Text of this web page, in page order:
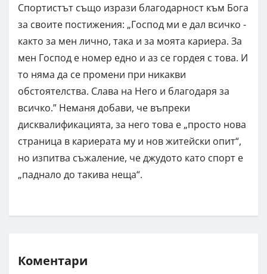
Спортистът също изрази благодарност към Бога
за своите постижения: „Господ ми е дал всичко -
както за мен лично, така и за моята кариера. За
мен Господ е номер едно и аз се гордея с това. И
то няма да се промени при никакви
обстоятелства. Слава на Него и благодаря за
всичко.” Неманя добави, че въпреки
дисквалификацията, за него това е „просто нова
страница в кариерата му и нов житейски опит“,
но изпитва съжаление, че джудото като спорт е
„паднало до такива неща“.
Коментари